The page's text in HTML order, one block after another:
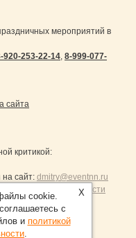
мероприятий в
920-253-22-14, 8-999-077-
сайта
критикой:
сайт: dmitry@eventnn.ru
конфиденциальности
X
cookie.
с
и политикой
.